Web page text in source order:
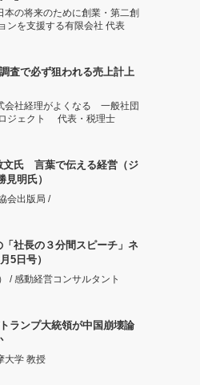
本の将来のために創業・第二創
ンを支援する有限会社 代表
査で必ず狙われる売上計上
会社経理がよくなる 一般社団
ジェクト 代表・税理士
文氏 言葉で伝える経営（ジ
見明氏）
会出版局 /
社長の３分間スピーチ」ネ
5日号）
/ 感動経営コンサルタント
ランプ大統領が中国崩壊論
学 教授